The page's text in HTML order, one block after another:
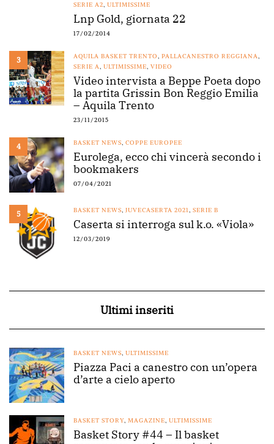
SERIE A2, ULTIMISSIME
Lnp Gold, giornata 22
17/02/2014
3 AQUILA BASKET TRENTO, PALLACANESTRO REGGIANA,
SERIE A, ULTIMISSIME, VIDEO
Video intervista a Beppe Poeta dopo
la partita Grissin Bon Reggio Emilia
– Aquila Trento
23/11/2015
4 BASKET NEWS, COPPE EUROPEE
Eurolega, ecco chi vincerà secondo i
bookmakers
07/04/2021
5 BASKET NEWS, JUVECASERTA 2021, SERIE B
Caserta si interroga sul k.o. «Viola»
12/03/2019
Ultimi inseriti
BASKET NEWS, ULTIMISSIME
Piazza Paci a canestro con un’opera
d’arte a cielo aperto
BASKET STORY, MAGAZINE, ULTIMISSIME
Basket Story #44 – Il basket